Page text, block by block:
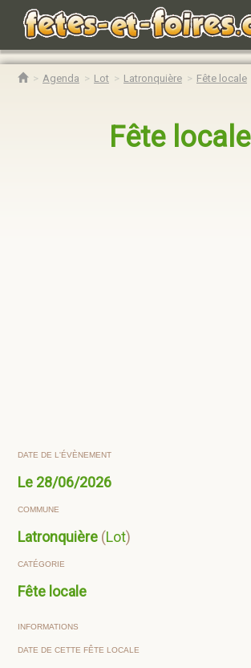
Agenda Lot Latronquière Fête locale
Fête locale
DATE DE L'ÉVÈNEMENT
Le 28/06/2026
COMMUNE
Latronquière (Lot)
CATÉGORIE
Fête locale
INFORMATIONS
DATE DE CETTE FÊTE LOCALE